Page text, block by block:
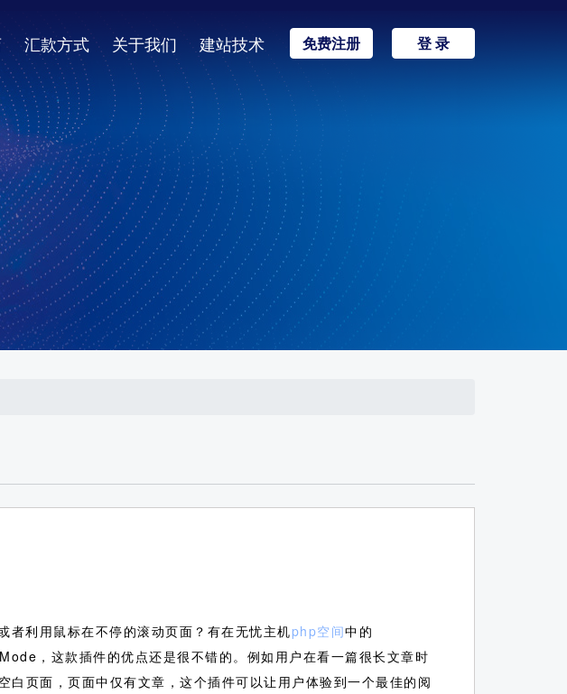
汇款方式 关于我们 建站技术 免费注册 登 录
者利用鼠标在不停的滚动页面？有在无忧主机php空间中的
，这款插件的优点还是很不错的。例如用户在看一篇很长文章时
页面，页面中仅有文章，这个插件可以让用户体验到一个最佳的阅